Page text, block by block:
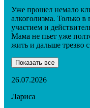
Уже прошел немало
алкоголизма. Только
участием и
Мама не пьет уже
жить и дальше трезво
Показать все
26.07.2026
Лариса